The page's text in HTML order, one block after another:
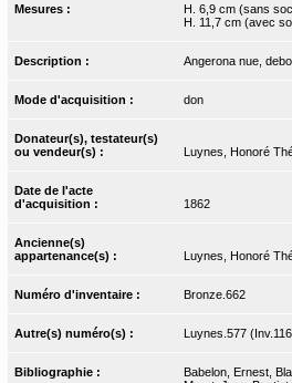
Mesures :
H. 6,9 cm (sans
H. 11,7 cm (avec
Description : Angerona nue,
Mode d'acquisition : don
Donateur(s), testateur(s)
ou vendeur(s) :
Luynes, Honoré
Date de l'acte
d'acquisition :
1862
Ancienne(s)
appartenance(s) :
Luynes, Honoré
Numéro d'inventaire : Bronze.662
Autre(s) numéro(s) : Luynes.577
Bibliographie :
Babelon, Ernest,